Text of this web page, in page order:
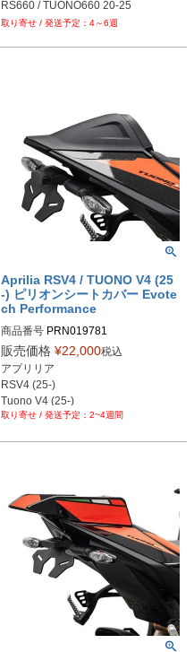
RS660 / TUONO660 20-25
4～6週
Aprilia RSV4 / TUONO V4 (25
-) ピリオンシートカバー Evote
ch Performance
商品番号 PRN019781
PRN019781-01
PRN019781-02
PRN019781-03
PRN019781-04
販売価格 ¥22,000税込
アプリリア
RSV4 (25-)
Tuono V4 (25-)
2~4週間